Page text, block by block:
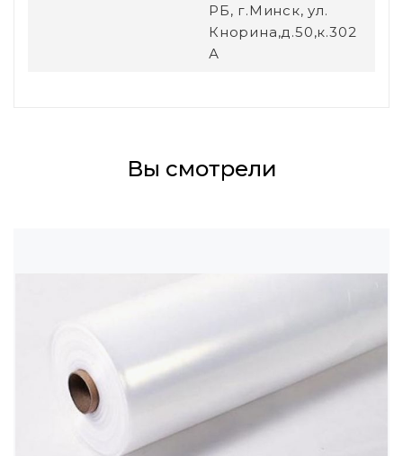
РБ, г.Минск, ул.
Кнорина,д.50,к.302
А
Вы смотрели